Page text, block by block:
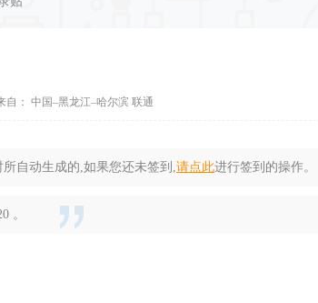
自： 中国–黑龙江–哈尔滨 联通
自动生成的,如果您还未签到,请点此进行签到的操作。
。